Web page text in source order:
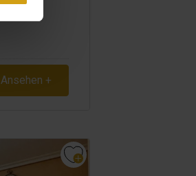
Ansehen +